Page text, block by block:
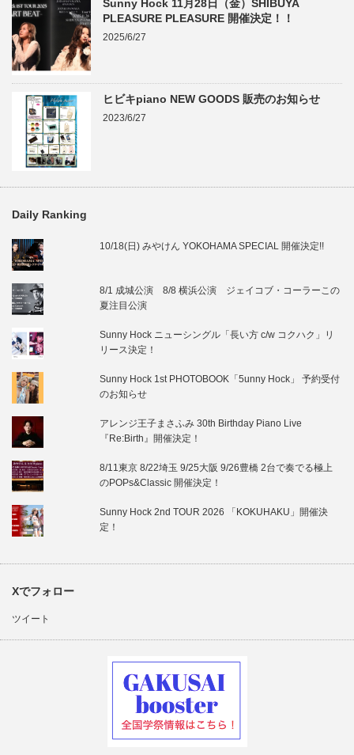
Sunny Hock 11月28日（金）SHIBUYA
PLEASURE PLEASURE 開催決定！！
2025/6/27
ヒビキpiano NEW GOODS 販売のお知らせ
2023/6/27
Daily Ranking
10/18(日) みやけん YOKOHAMA SPECIAL 開催決定!!
8/1 成城公演 8/8 横浜公演 ジェイコブ・コーラーこの
夏注目公演
Sunny Hock ニューシングル「長い方 c/w コクハク」リ
リース決定！
Sunny Hock 1st PHOTOBOOK「5unny Hock」 予約受付
のお知らせ
アレンジ王子まさふみ 30th Birthday Piano Live
『Re:Birth』開催決定！
8/11東京 8/22埼玉 9/25大阪 9/26豊橋 2台で奏でる極上
のPOPs&Classic 開催決定！
Sunny Hock 2nd TOUR 2026 「KOKUHAKU」開催決
定！
Xでフォロー
ツイート